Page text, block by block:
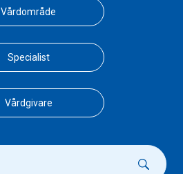
Vårdområde
Specialist
Vårdgivare